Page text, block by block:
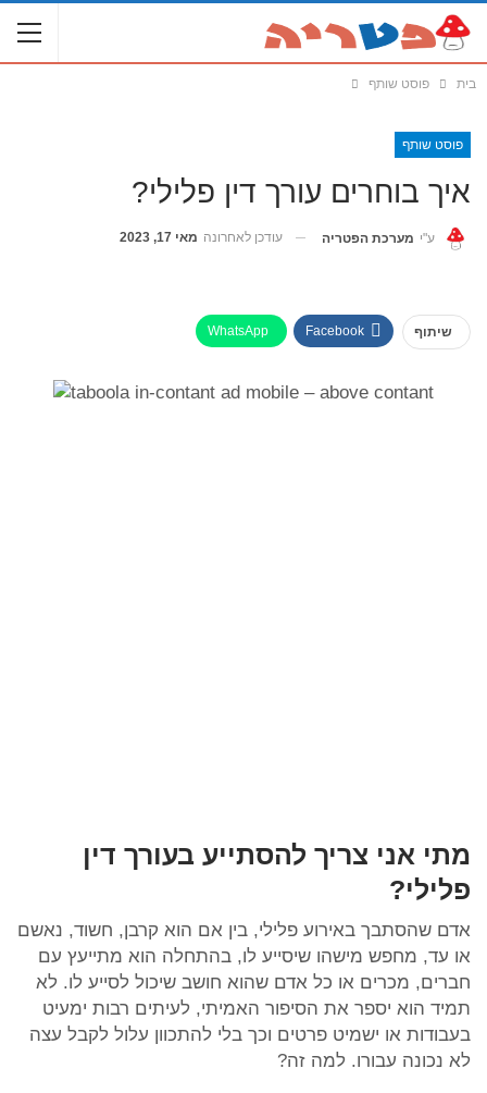
בית פוסט שותף
פוסט שותף
איך בוחרים עורך דין פלילי?
ע"י מערכת הפטריה עודכן לאחרונה מאי 17, 2023
שיתוף Facebook
WhatsApp
מתי אני צריך להסתייע בעורך דין
פלילי?
אדם שהסתבך באירוע פלילי, בין אם הוא קרבן, חשוד, נאשם
או עד, מחפש מישהו שיסייע לו, בהתחלה הוא מתייעץ עם
חברים, מכרים או כל אדם שהוא חושב שיכול לסייע לו. לא
תמיד הוא יספר את הסיפור האמיתי, לעיתים רבות ימעיט
בעבודות או ישמיט פרטים וכך בלי להתכוון עלול לקבל עצה
לא נכונה עבורו. למה זה?